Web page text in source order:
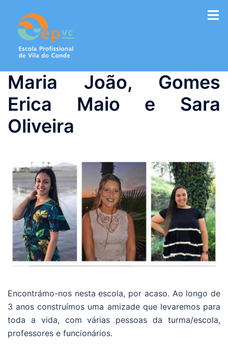
conteúdo
Maria João, Gomes
Erica Maio e Sara
Oliveira
Encontrámo-nos nesta escola, por acaso. Ao longo de
3 anos construímos uma amizade que levaremos para
toda a vida, com várias pessoas da turma/escola,
professores e funcionários.